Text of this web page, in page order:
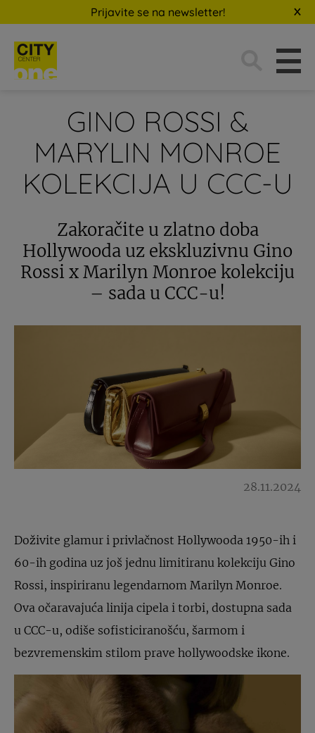
Prijavite se na newsletter!
GINO ROSSI &
MARYLIN MONROE
KOLEKCIJA U CCC-U
Zakoračite u zlatno doba
Hollywooda uz ekskluzivnu Gino
Rossi x Marilyn Monroe kolekciju
– sada u CCC-u!
28.11.2024
Doživite glamur i privlačnost Hollywooda 1950-ih i
60-ih godina uz još jednu limitiranu kolekciju Gino
Rossi, inspiriranu legendarnom Marilyn Monroe.
Ova očaravajuća linija cipela i torbi, dostupna sada
u CCC-u, odiše sofisticiranošću, šarmom i
bezvremenskim stilom prave hollywoodske ikone.